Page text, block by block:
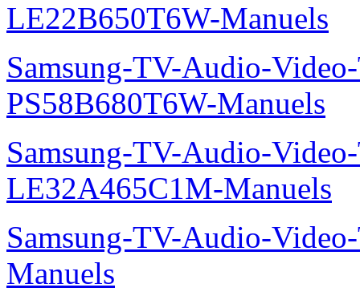
LE22B650T6W-Manuels
Samsung-TV-Audio-
PS58B680T6W-Manuels
Samsung-TV-Audio-
LE32A465C1M-Manuels
Samsung-TV-Audio-
Manuels